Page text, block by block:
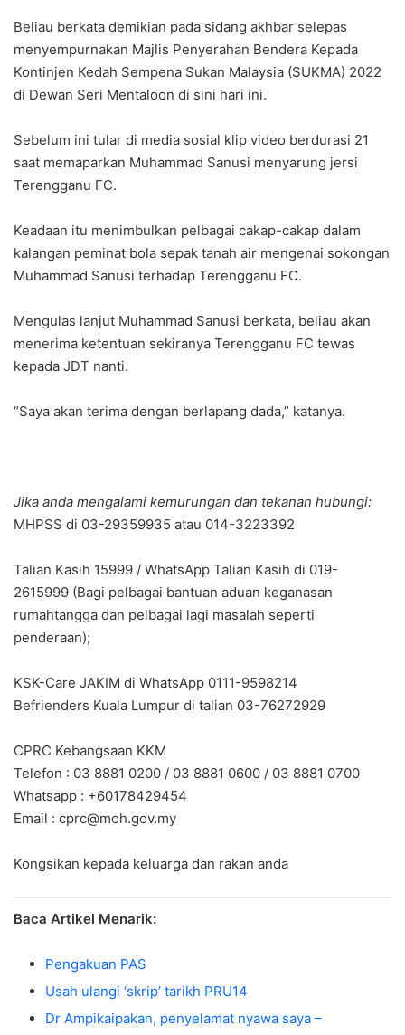
Beliau berkata demikian pada sidang akhbar selepas
menyempurnakan Majlis Penyerahan Bendera Kepada
Kontinjen Kedah Sempena Sukan Malaysia (SUKMA) 2022
di Dewan Seri Mentaloon di sini hari ini.
Sebelum ini tular di media sosial klip video berdurasi 21
saat memaparkan Muhammad Sanusi menyarung jersi
Terengganu FC.
Keadaan itu menimbulkan pelbagai cakap-cakap dalam
kalangan peminat bola sepak tanah air mengenai sokongan
Muhammad Sanusi terhadap Terengganu FC.
Mengulas lanjut Muhammad Sanusi berkata, beliau akan
menerima ketentuan sekiranya Terengganu FC tewas
kepada JDT nanti.
“Saya akan terima dengan berlapang dada,” katanya.
Jika anda mengalami kemurungan dan tekanan hubungi:
MHPSS di 03-29359935 atau 014-3223392
Talian Kasih 15999 / WhatsApp Talian Kasih di 019-
2615999 (Bagi pelbagai bantuan aduan keganasan
rumahtangga dan pelbagai lagi masalah seperti
penderaan);
KSK-Care JAKIM di WhatsApp 0111-9598214
Befrienders Kuala Lumpur di talian 03-76272929
CPRC Kebangsaan KKM
Telefon : 03 8881 0200 / 03 8881 0600 / 03 8881 0700
Whatsapp : +60178429454
Email : cprc@moh.gov.my
Kongsikan kepada keluarga dan rakan anda
Baca Artikel Menarik:
Pengakuan PAS
Usah ulangi ‘skrip’ tarikh PRU14
Dr Ampikaipakan, penyelamat nyawa saya –